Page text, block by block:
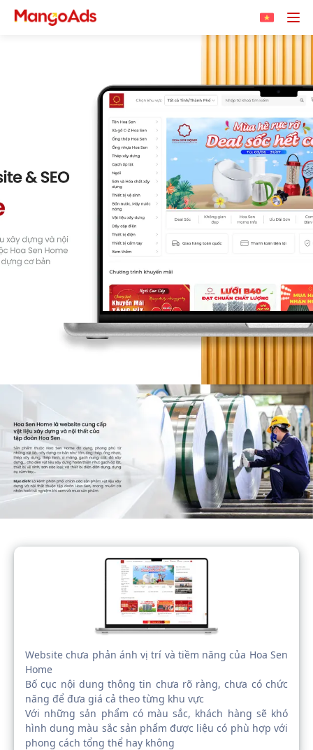
Website chưa phản ánh vị trí và tiềm năng của Hoa Sen
Home
Bố cục nội dung thông tin chưa rõ ràng, chưa có chức
năng để đưa giá cả theo từng khu vực
Với những sản phẩm có màu sắc, khách hàng sẽ khó
hình dung màu sắc sản phẩm được liệu có phù hợp với
phong cách tổng thể hay không